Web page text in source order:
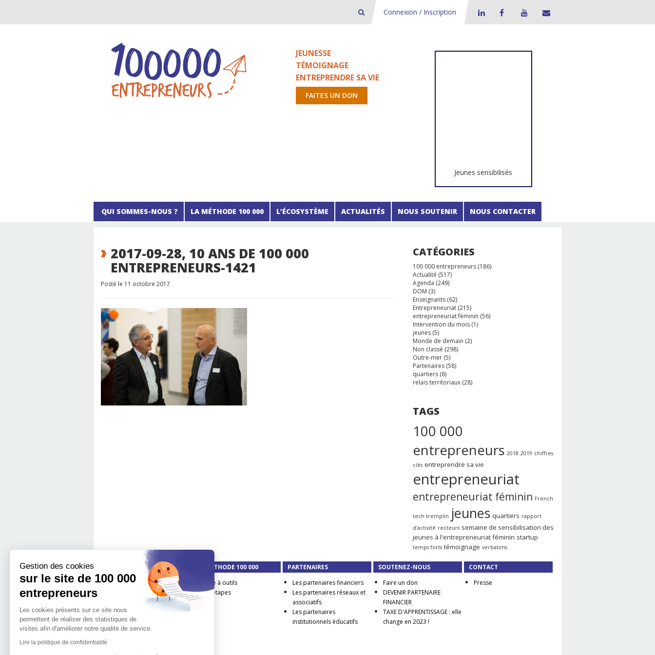
Connexion / Inscription
JEUNESSE
TÉMOIGNAGE
ENTREPRENDRE SA VIE
FAITES UN DON
Jeunes sensibilisés
QUI SOMMES-NOUS ? LA MÉTHODE 100 000 L’ÉCOSYSTÈME ACTUALITÉS NOUS SOUTENIR NOUS CONTACTER
2017-09-28, 10 ANS DE 100 000
ENTREPRENEURS-1421
Posté le 11 octobre 2017
CATÉGORIES
100 000 entrepreneurs(186)
Actualité (517)
Agenda (249)
DOM (3)
Enseignants(62)
Entrepreneuriat(215)
entrepreneuriat féminin (56)
Intervention du mois(1)
jeunes(5)
Monde de demain (2)
Non classé (298)
Outre-mer(5)
Partenaires(58)
quartiers(8)
relais territoriaux(28)
TAGS
100 000
entrepreneurs 2018 2019 chiffres
clés entreprendre sa vie
entrepreneuriat
entrepreneuriat féminin French
tech tremplin jeunes quartiers rapport
d'activité recteurs semaine de sensibilisation des
jeunes à l'entrepreneuriat féminin startup
temps forts témoignage verbatims
QUI SOMMES-NOUS ?
Notre impact
L'implantation
géographique de 100.000
entrepreneurs
L'équipe de 100 000
LA MÉTHODE 100 000
boite à outils
Les étapes
PARTENAIRES
Les partenaires financiers
Les partenaires réseaux et
associatifs
Les partenaires
institutionnels éducatifs
SOUTENEZ-NOUS
Faire un don
DEVENIR PARTENAIRE
FINANCIER
TAXE D'APPRENTISSAGE : elle
change en 2023 !
CONTACT
Presse
Gestion des cookies
sur le site de 100 000
entrepreneurs
Les cookies présents sur ce site nous
permettent de réaliser des statistiques de
visites afin d'améliorer notre qualité de service.
Lire la politique de confidentialité